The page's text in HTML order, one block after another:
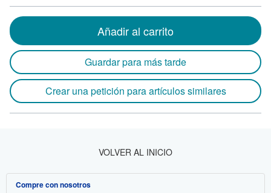
Añadir al carrito
Guardar para más tarde
Crear una petición para artículos similares
VOLVER AL INICIO
Compre con nosotros